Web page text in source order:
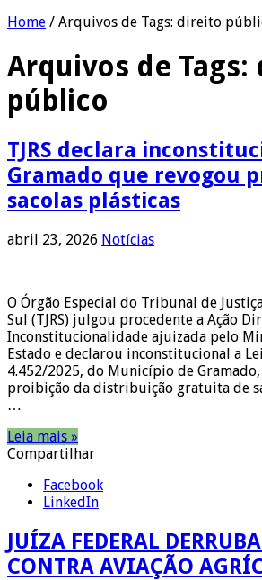
Home / Arquivos de Tags: direito
Arquivos de Tags:
público
TJRS declara
Gramado que revogou
sacolas plásticas
abril 23, 2026 Notícias
O Órgão Especial do Tribunal de
Sul (TJRS) julgou procedente a Ação
Inconstitucionalidade ajuizada pelo
Estado e declarou inconstitucional a
4.452/2025, do Município de
proibição da distribuição gratuita de
…
Leia mais »
Compartilhar
Facebook
LinkedIn
JUÍZA FEDERAL
CONTRA AVIAÇÃO